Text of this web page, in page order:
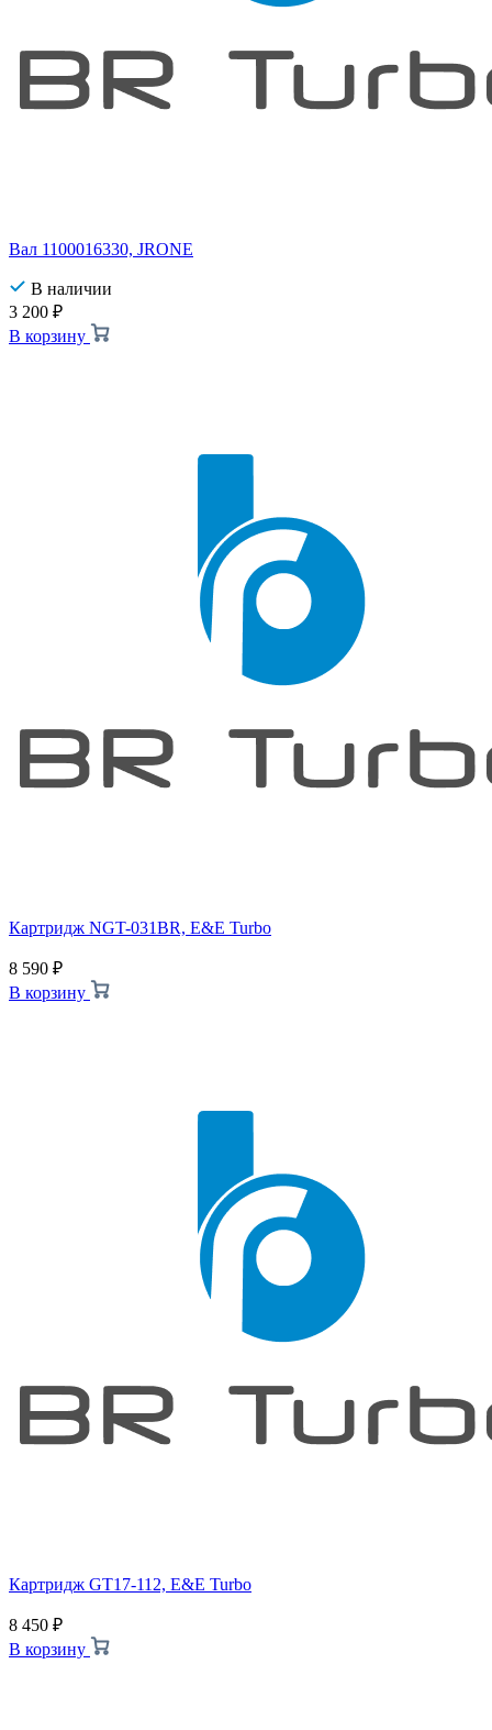
Вал 1100016330, JRONE
В наличии
3 200 ₽
В корзину
Картридж NGT-031BR, E&E Turbo
8 590 ₽
В корзину
Картридж GT17-112, E&E Turbo
8 450 ₽
В корзину